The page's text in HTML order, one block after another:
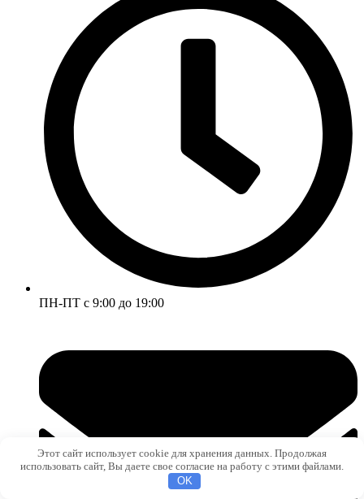
ПН-ПТ с 9:00 до 19:00
Этот сайт использует cookie для хранения данных. Продолжая
использовать сайт, Вы даете свое согласие на работу с этими файлами.
OK